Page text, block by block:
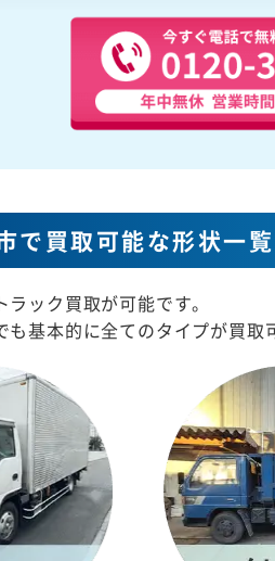
で買取可能な形状一覧
ック買取が可能です。
も基本的に全てのタイプが買取